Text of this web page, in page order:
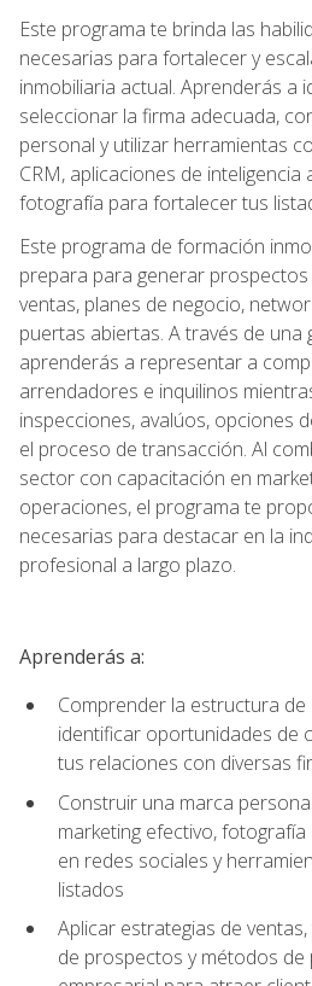
Este programa te brinda las
necesarias para fortalecer y
inmobiliaria actual. Aprenderás a
seleccionar la firma adecuada,
personal y utilizar herramientas
CRM, aplicaciones de inteligencia
fotografía para fortalecer tus
Este programa de formación
prepara para generar
ventas, planes de negocio,
puertas abiertas. A través de una
aprenderás a representar a
arrendadores e inquilinos
inspecciones, avalúos, opciones
el proceso de transacción. Al
sector con capacitación en
operaciones, el programa te
necesarias para destacar en la
profesional a largo plazo.
Aprenderás a:
Comprender la estructura
identificar oportunidades de
tus relaciones con diversas
Construir una marca
marketing efectivo,
en redes sociales y
listados
Aplicar estrategias de
de prospectos y métodos de